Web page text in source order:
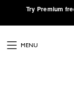
·Try Premium
MENU